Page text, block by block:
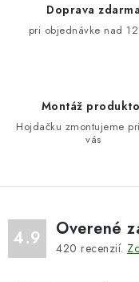
y
v
ý
p
Doprava zdarma
pri objednávke nad
Montáž
Hojdačku zmontujeme
vás
4.9 Overené
420 recenzií.